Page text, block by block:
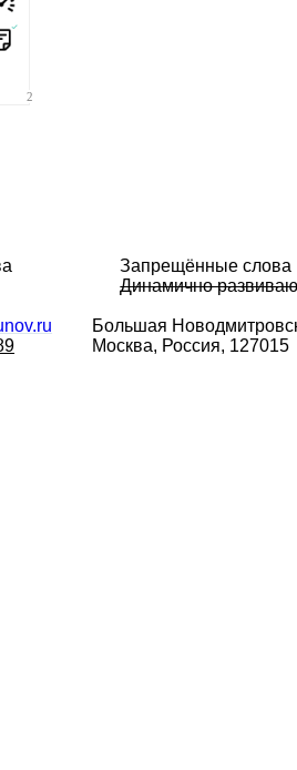
2
Запрещённые слова
Динамично
Большая
Москва, Россия, 127015